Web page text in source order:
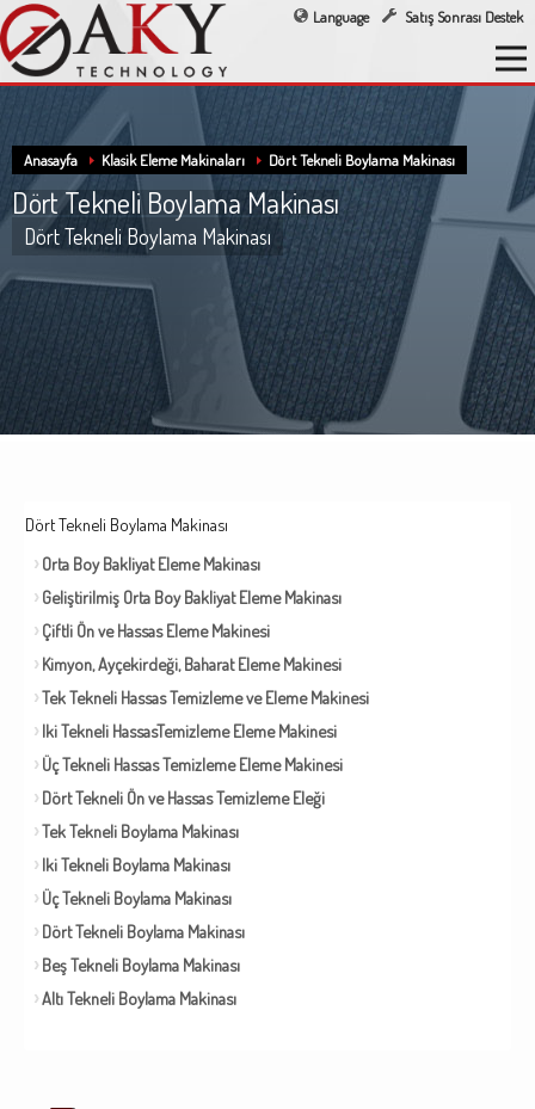
Language Satış Sonrası Destek
Anasayfa Klasik Eleme Makinaları Dört Tekneli Boylama Makinası
Dört Tekneli Boylama Makinası
Dört Tekneli Boylama Makinası
Dört Tekneli Boylama Makinası
Orta Boy Bakliyat Eleme Makinası
Geliştirilmiş Orta Boy Bakliyat Eleme Makinası
Çiftli Ön ve Hassas Eleme Makinesi
Kimyon, Ayçekirdeği, Baharat Eleme Makinesi
Tek Tekneli Hassas Temizleme ve Eleme Makinesi
Iki Tekneli HassasTemizleme Eleme Makinesi
Üç Tekneli Hassas Temizleme Eleme Makinesi
Dört Tekneli Ön ve Hassas Temizleme Eleği
Tek Tekneli Boylama Makinası
Iki Tekneli Boylama Makinası
Üç Tekneli Boylama Makinası
Dört Tekneli Boylama Makinası
Beş Tekneli Boylama Makinası
Altı Tekneli Boylama Makinası